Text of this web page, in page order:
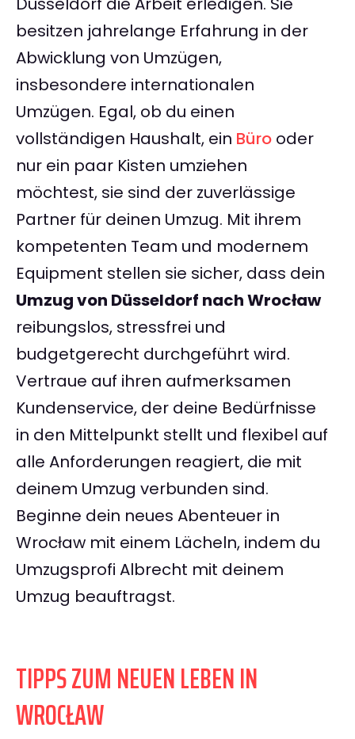
besitzen jahrelange Erfahrung in der
Abwicklung von Umzügen,
insbesondere internationalen
Umzügen. Egal, ob du einen
vollständigen Haushalt, ein Büro oder
nur ein paar Kisten umziehen
möchtest, sie sind der zuverlässige
Partner für deinen Umzug. Mit ihrem
kompetenten Team und modernem
Equipment stellen sie sicher, dass dein
Umzug von Düsseldorf nach Wrocław
reibungslos, stressfrei und
budgetgerecht durchgeführt wird.
Vertraue auf ihren aufmerksamen
Kundenservice, der deine Bedürfnisse
in den Mittelpunkt stellt und flexibel auf
alle Anforderungen reagiert, die mit
deinem Umzug verbunden sind.
Beginne dein neues Abenteuer in
Wrocław mit einem Lächeln, indem du
Umzugsprofi Albrecht mit deinem
Umzug beauftragst.
TIPPS ZUM NEUEN LEBEN IN
WROCŁAW